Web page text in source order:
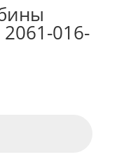
2061-016-